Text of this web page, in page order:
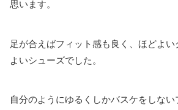
思います。
足が合えばフィット感も良く、ほどよ
よいシューズでした。
自分のようにゆるくしかバスケをしな